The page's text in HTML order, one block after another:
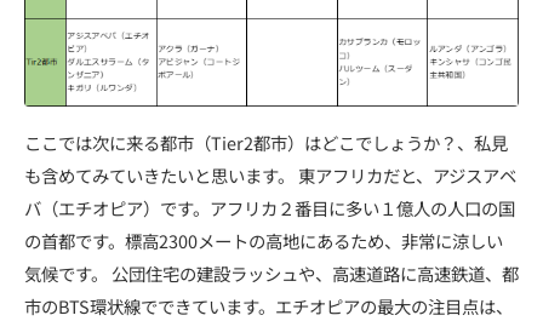
ここでは次に来る都市（Tier2都市）はどこでしょうか？、私見
も含めてみていきたいと思います。 東アフリカだと、アジスアベ
バ（エチオピア）です。アフリカ２番目に多い１億人の人口の国
の首都です。標高2300メートの高地にあるため、非常に涼しい
気候です。 公団住宅の建設ラッシュや、高速道路に高速鉄道、都
市のBTS環状線でできています。エチオピアの最大の注目点は、